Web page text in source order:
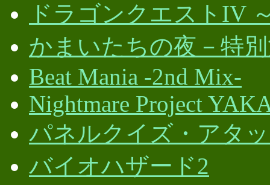
ドラゴンクエストIV
かまいたちの夜－特
Beat Mania -2nd Mix-
Nightmare Project
パネルクイズ・アタ
バイオハザード2